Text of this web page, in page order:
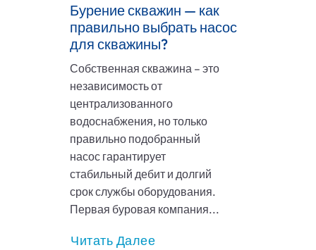
Бурение скважин — как
правильно выбрать насос
для скважины?
Собственная скважина – это
независимость от
централизованного
водоснабжения, но только
правильно подобранный
насос гарантирует
стабильный дебит и долгий
срок службы оборудования.
Первая буровая компания...
Читать Далее